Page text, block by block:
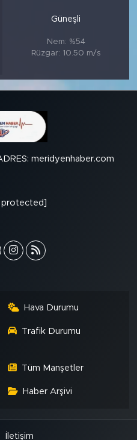
Güneşli
Nem: %54
Rüzgar: 10.50 m/s
meridyenhaber.com
protected]
Hava Durumu
Trafik Durumu
Tüm Manşetler
Haber Arşivi
İletişim